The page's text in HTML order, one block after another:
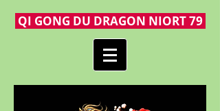
QI GONG DU DRAGON NIORT 79